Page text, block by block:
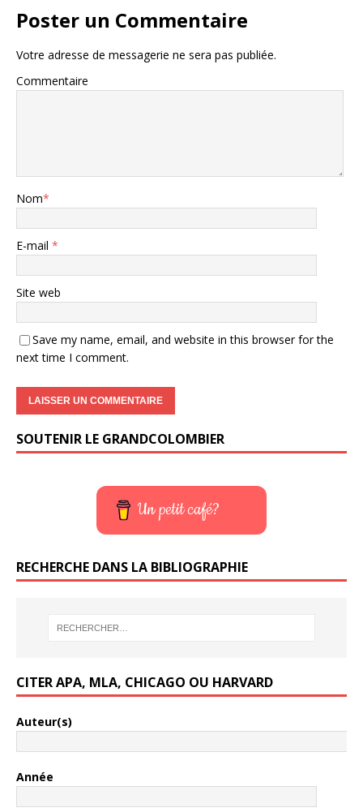
Poster un Commentaire
Votre adresse de messagerie ne sera pas publiée.
Commentaire
Nom*
E-mail *
Site web
Save my name, email, and website in this browser for the
next time I comment.
SOUTENIR LE GRANDCOLOMBIER
Un petit café?
RECHERCHE DANS LA BIBLIOGRAPHIE
CITER APA, MLA, CHICAGO OU HARVARD
Auteur(s)
Année